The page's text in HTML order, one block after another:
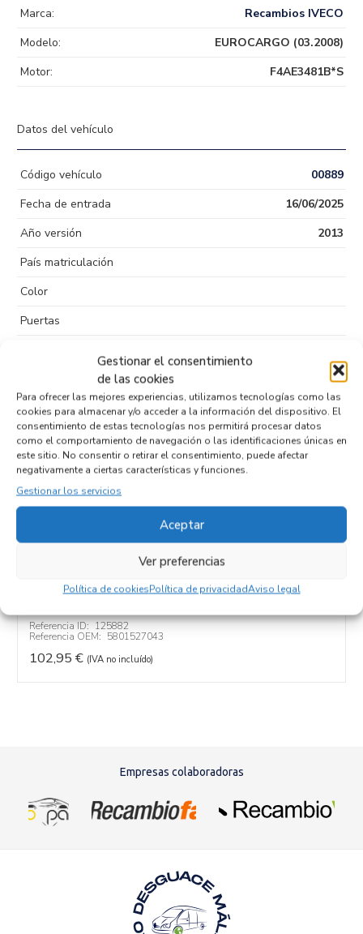
Gestionar el consentimiento
de las cookies
Para ofrecer las mejores experiencias, utilizamos tecnologías como las
cookies para almacenar y/o acceder a la información del dispositivo. El
consentimiento de estas tecnologías nos permitirá procesar datos
como el comportamiento de navegación o las identificaciones únicas en
este sitio. No consentir o retirar el consentimiento, puede afectar
negativamente a ciertas características y funciones.
Gestionar los servicios
Aceptar
Ver preferencias
Política de cookiesPolítica de privacidadAviso legal
Marca:
Recambios IVECO
Modelo:
EUROCARGO (03.2008)
Motor:
F4AE3481B*S
Datos del vehículo
Código vehículo
00889
Fecha de entrada
16/06/2025
Año versión
2013
País matriculación
Color
Puertas
combustible
Código motor
F4AE3481B*S
Código cambio
Productos relacionados
MODULO ELECTRONICO 5801527043
Referencia ID: 125882
Referencia OEM: 5801527043
102,95 € (IVA no incluído)
Empresas colaboradoras